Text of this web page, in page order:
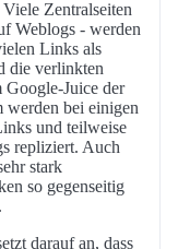
Zentralseiten
Weblogs - werden
Links als
die verlinkten
Google-Juice der
werden bei einigen
und teilweise
repliziert. Auch
stark
so gegenseitig
darauf an, dass